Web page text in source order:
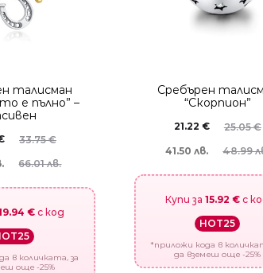
талисман
е пълно” –
33.75€
66.01 лв.
€ с код
в количката, за
още -25%
Сребърен
“Скорпион”
25.05€
21.22 €
48.99
41.50 лв.
Купи за15.92 € с
HOT25
*приложи кода в
да вземеш още -25%